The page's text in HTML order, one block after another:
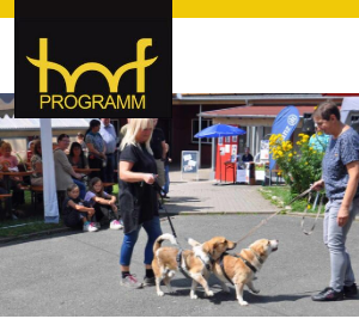
hof-programm – das
Veranstaltungsportal für
Hochfranken